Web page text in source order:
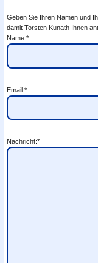
Geben Sie Ihren Namen und
damit Torsten Kunath Ihnen
Name:*
Email:*
Nachricht:*